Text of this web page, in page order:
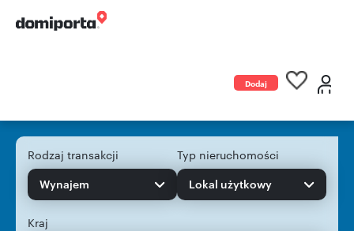
Dodaj
Rodzaj transakcji
Wynajem
Typ nieruchomości
Lokal użytkowy
Kraj